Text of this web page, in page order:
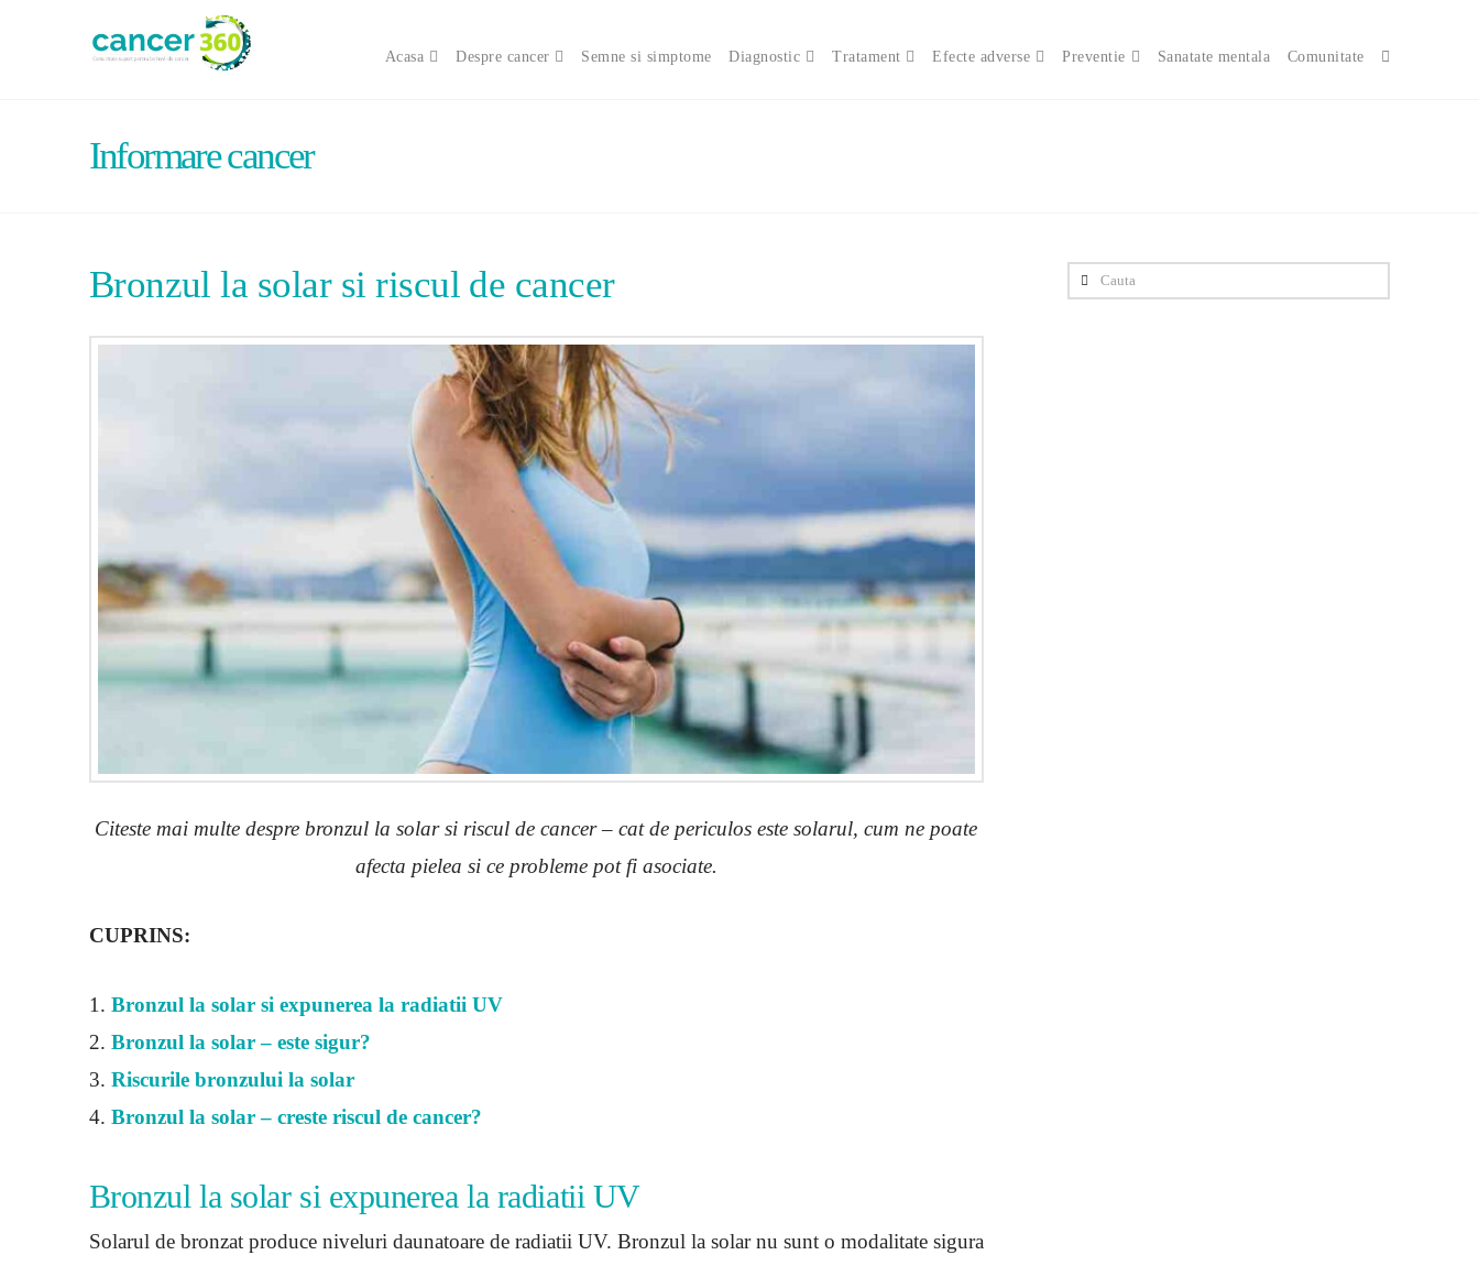
Acasa Despre cancer Semne si simptome Diagnostic Tratament Efecte adverse Preventie Sanatate mentala Comunitate
Informare cancer
Bronzul la solar si riscul de cancer
Citeste mai multe despre bronzul la solar si riscul de cancer – cat de periculos este solarul, cum ne poate
afecta pielea si ce probleme pot fi asociate.
CUPRINS:
1. Bronzul la solar si expunerea la radiatii UV
2. Bronzul la solar – este sigur?
3. Riscurile bronzului la solar
4. Bronzul la solar – creste riscul de cancer?
Bronzul la solar si expunerea la radiatii UV
Solarul de bronzat produce niveluri daunatoare de radiatii UV. Bronzul la solar nu sunt o modalitate sigura
Cauta